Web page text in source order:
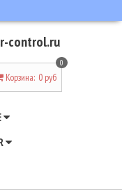
control.ru
Корзина:
0
0 руб